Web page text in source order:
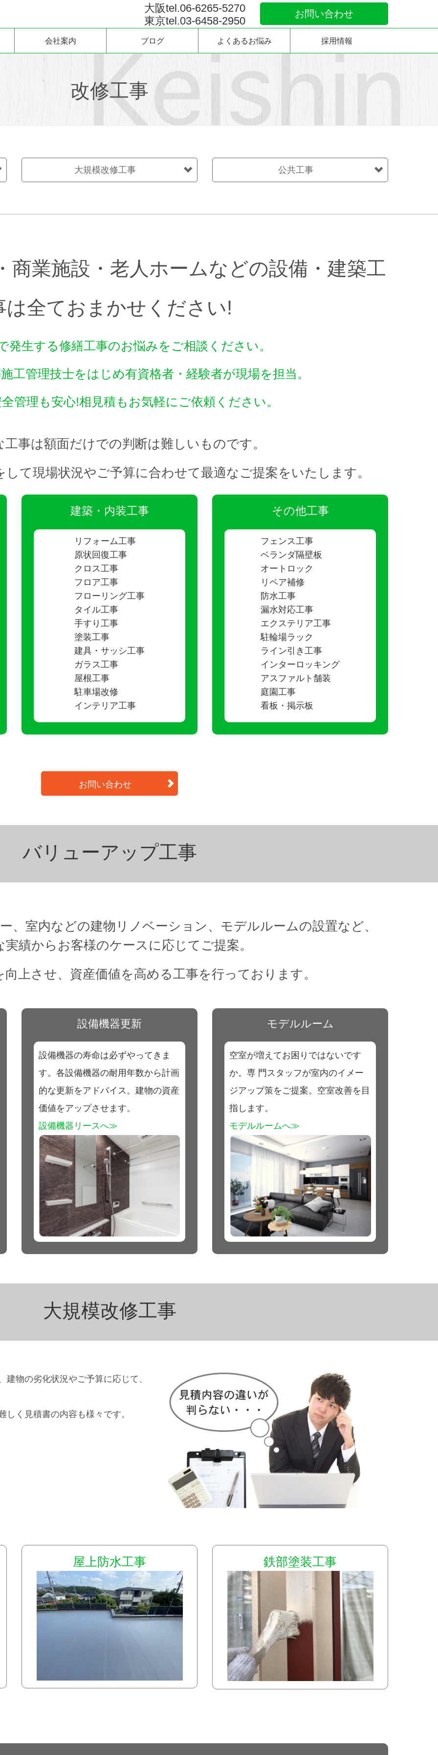
大阪tel.06-6265-5270
東京tel.03-6458-2950
お問い合わせ
会社案内 ブログ よくあるお悩み 採用情報
改修工事
大規模改修工事 公共工事
商業施設・老人ホームなどの設備・建築工
は全ておまかせください!
発生する修繕工事のお悩みをご相談ください。
工管理技士をはじめ有資格者・経験者が現場を担当。
管理も安心!相見積もお気軽にご依頼ください。
工事は額面だけでの判断は難しいものです。
て現場状況やご予算に合わせて最適なご提案をいたします。
建築・内装工事
リフォーム工事
原状回復工事
クロス工事
フロア工事
フローリング工事
タイル工事
手すり工事
塗装工事
建具・サッシ工事
ガラス工事
屋根工事
駐車場改修
インテリア工事
その他工事
フェンス工事
ベランダ隔壁板
オートロック
リペア補修
防水工事
漏水対応工事
エクステリア工事
駐輪場ラック
ライン引き工事
インターロッキング
アスファルト舗装
庭園工事
看板・掲示板
お問い合わせ
バリューアップ工事
、室内などの建物リノベーション、モデルルームの設置など、
実績からお客様のケースに応じてご提案。
上させ、資産価値を高める工事を行っております。
設備機器更新
設備機器の寿命は必ずやってきま
す。各設備機器の耐用年数から計画
的な更新をアドバイス。建物の資産
価値をアップさせます。
設備機器リースへ≫
モデルルーム
空室が増えてお困りではないです
か。専 門スタッフが室内のイメー
ジアップ策をご提案。空室改善を目
指します。
モデルルームへ≫
大規模改修工事
物の劣化状況やご予算に応じて、
く見積書の内容も様々です。
屋上防水工事 鉄部塗装工事